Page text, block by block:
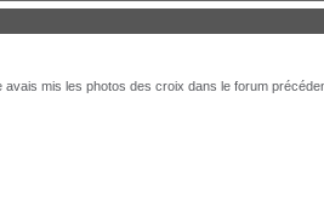
mis les photos des croix dans le forum